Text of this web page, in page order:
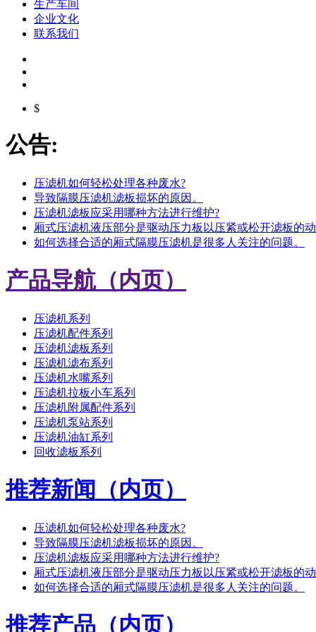
生产车间
企业文化
联系我们
$
公告:
压滤机如何轻松处理各种废水?
导致隔膜压滤机滤板损坏的原因。
压滤机滤板应采用哪种方法进行维护?
厢式压滤机液压部分是驱动压力板以压紧或松开滤板的
如何选择合适的厢式隔膜压滤机是很多人关注的问题。
产品导航（内页）
压滤机系列
压滤机配件系列
压滤机滤板系列
压滤机滤布系列
压滤机水嘴系列
压滤机拉板小车系列
压滤机附属配件系列
压滤机泵站系列
压滤机油缸系列
回收滤板系列
推荐新闻（内页）
压滤机如何轻松处理各种废水?
导致隔膜压滤机滤板损坏的原因。
压滤机滤板应采用哪种方法进行维护?
厢式压滤机液压部分是驱动压力板以压紧或松开滤板的
如何选择合适的厢式隔膜压滤机是很多人关注的问题。
推荐产品（内页）